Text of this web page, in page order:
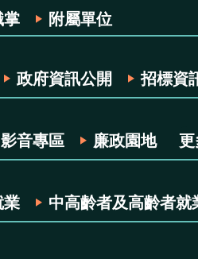
掌 附屬單位
政府資訊公開 招標資
影音專區 廉政園地
業 中高齡者及高齡者就